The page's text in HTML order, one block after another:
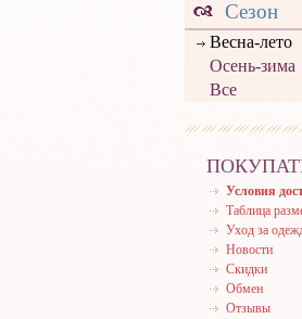
Сезон
Весна-лето
Осень-зима
Все
Условия
Таблица
Уход за
Новости
Скидки
Обмен
Отзывы